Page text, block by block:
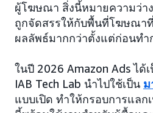
ผู้โฆษณา สิ่งนี้หมายความว่า
ถูกจัดสรรให้กับพื้นที่โฆษณา
ผลลัพธ์มากกว่าตั้งแต่ก่อนทำ
ในปี 2026 Amazon Ads ได้
IAB Tech Lab นำไปใช้เป็น ม
แบบเปิด ทำให้กรอบการแล